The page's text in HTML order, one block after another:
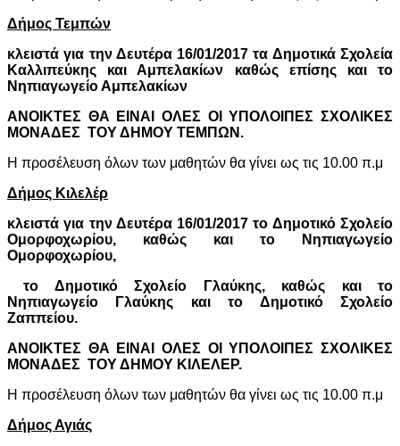
Δήμος Τεμπών
κλειστά για την Δευτέρα 16/01/2017 τα Δημοτικά Σχολεία
Καλλιπεύκης και Αμπελακίων καθώς επίσης και το
Νηπιαγωγείο Αμπελακίων
ΑΝΟΙΚΤΕΣ ΘΑ ΕΙΝΑΙ ΟΛΕΣ ΟΙ ΥΠΟΛΟΙΠΕΣ ΣΧΟΛΙΚΕΣ
ΜΟΝΑΔΕΣ ΤΟΥ ΔΗΜΟΥ ΤΕΜΠΩΝ.
Η προσέλευση όλων των μαθητών θα γίνει ως τις 10.00 π.μ
Δήμος Κιλελέρ
κλειστά για την Δευτέρα 16/01/2017 το Δημοτικό Σχολείο
Ομορφοχωρίου, καθώς και το Νηπιαγωγείο
Ομορφοχωρίου,
το Δημοτικό Σχολείο Γλαύκης, καθώς και το
Νηπιαγωγείο Γλαύκης και το Δημοτικό Σχολείο
Ζαππείου.
ΑΝΟΙΚΤΕΣ ΘΑ ΕΙΝΑΙ ΟΛΕΣ ΟΙ ΥΠΟΛΟΙΠΕΣ ΣΧΟΛΙΚΕΣ
ΜΟΝΑΔΕΣ ΤΟΥ ΔΗΜΟΥ ΚΙΛΕΛΕΡ.
Η προσέλευση όλων των μαθητών θα γίνει ως τις 10.00 π.μ
Δήμος Αγιάς